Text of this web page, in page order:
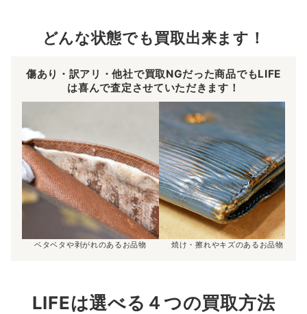
どんな状態でも買取出来ます！
傷あり・訳アリ・他社で買取NGだった商品でもLIFE
は喜んで査定させていただきます！
ベタベタや剥がれのあるお品物 焼け・擦れやキズのあるお品物
LIFEは選べる４つの買取方法